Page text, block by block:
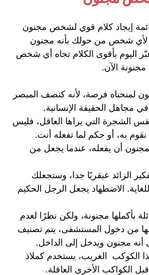
إيجاد كلام قوي لشخص مجنون
لأي شخص من حولك بأنه مجنون
اليوم بأقوى الكلام تجاه أي شخص
الآن.
لمنحناه فرصة، لأنه كنصف المبصر
مجاهل الحقيقة الإنسانية.
الشجرة التي يراها العاقل، فليس
نقوم به، أو حكم لما تفعله أنت.
أن يفعله، عندما يجعل من
الزائد عبقريًا جدا، وستجعلك
الاضطهاد يجعل الرجل الحكيم
بأكملها مجنونة، ولكن نظرًا لعدم
من دخول المستشفى، يتم تصنيف
مجنون ويدخل إلى الداخل.
الكوكب الغريب، يستخدم كملاذ
الكواكب الأخرى العاقلة.